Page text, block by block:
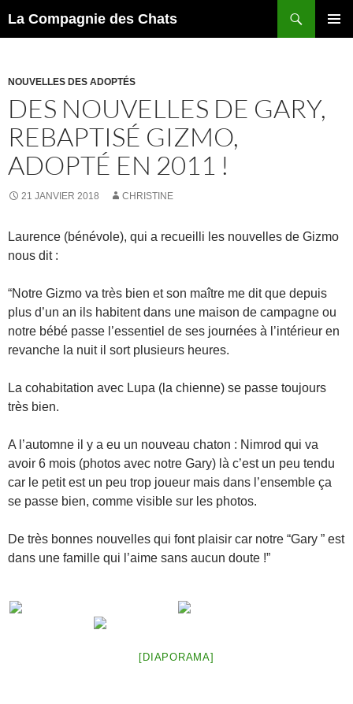
La Compagnie des Chats
NOUVELLES DES ADOPTÉS
DES NOUVELLES DE GARY,
REBAPTISÉ GIZMO,
ADOPTÉ EN 2011 !
21 JANVIER 2018 CHRISTINE
Laurence (bénévole), qui a recueilli les nouvelles de Gizmo
nous dit :
“Notre Gizmo va très bien et son maître me dit que depuis
plus d’un an ils habitent dans une maison de campagne ou
notre bébé passe l’essentiel de ses journées à l’intérieur en
revanche la nuit il sort plusieurs heures.
La cohabitation avec Lupa (la chienne) se passe toujours
très bien.
A l’automne il y a eu un nouveau chaton : Nimrod qui va
avoir 6 mois (photos avec notre Gary) là c’est un peu tendu
car le petit est un peu trop joueur mais dans l’ensemble ça
se passe bien, comme visible sur les photos.
De très bonnes nouvelles qui font plaisir car notre “Gary ” est
dans une famille qui l’aime sans aucun doute !”
[DIAPORAMA]